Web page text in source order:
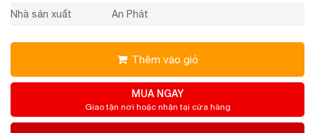
Nhà sản xuất An Phát
Thêm vào giỏ
MUA NGAY
Giao tận nơi hoặc nhận tại cửa hàng